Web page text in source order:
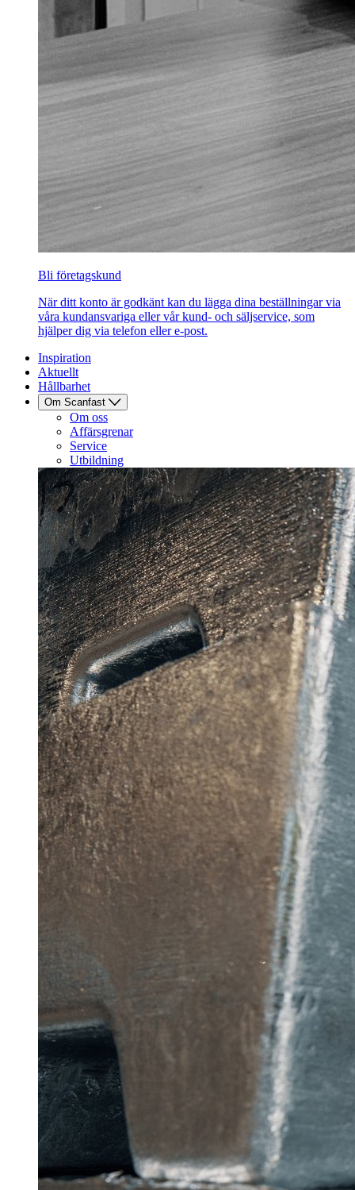
Bli företagskund
När ditt konto är godkänt kan du lägga dina beställningar via
våra kundansvariga eller vår kund- och säljservice, som
hjälper dig via telefon eller e-post.
Inspiration
Aktuellt
Hållbarhet
Om Scanfast
Om oss
Affärsgrenar
Service
Utbildning